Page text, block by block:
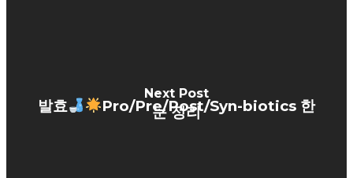
Next Post
발효 Pro/Pre/Post/Syn-biotics 한
눈 정리